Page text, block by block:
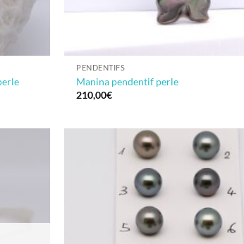
PENDENTIFS
Manina pendentif perle
210,00€